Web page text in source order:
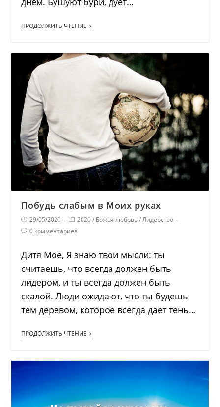
ПРОДОЛЖИТЬ ЧТЕНИЕ
Побудь слабым в Моих руках
29/05/2020 2020 / Божья любовь / Лидерство
0 комментариев
Дитя Мое, Я знаю твои мысли: ты
считаешь, что всегда должен быть
лидером, и ты всегда должен быть
скалой. Люди ожидают, что ты будешь
тем деревом, которое всегда дает тень…
ПРОДОЛЖИТЬ ЧТЕНИЕ